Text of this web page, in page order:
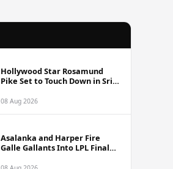
Hollywood Star Rosamund
Pike Set to Touch Down in Sri
08 Aug 2026
Asalanka and Harper Fire
Galle Gallants Into LPL Final